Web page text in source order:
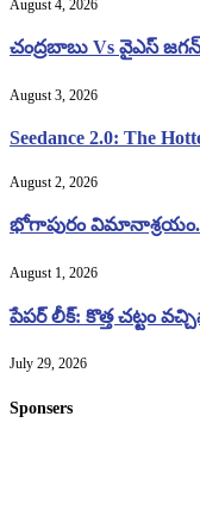
August 4, 2026
చంద్రబాబు Vs వైఎస్
August 3, 2026
Seedance 2.0: The
August 2, 2026
భోగాపురం విమానాశ్రయం..
August 1, 2026
పేపర్ లీక్: కొత్త చట్టం
July 29, 2026
Sponsers